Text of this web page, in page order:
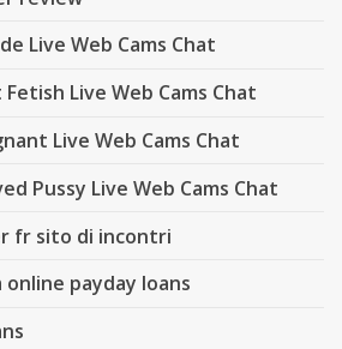
Live Web Cams Chat
Live Web Cams Chat
Live Web Cams Chat
Pussy Live Web Cams Chat
fr sito di incontri
online payday loans